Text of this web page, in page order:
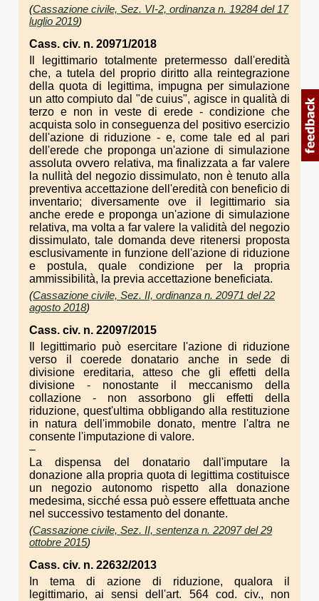
(Cassazione civile, Sez. VI-2, ordinanza n. 19284 del 17
luglio 2019)
Cass. civ. n. 20971/2018
Il legittimario totalmente pretermesso dall'eredità
che, a tutela del proprio diritto alla reintegrazione
della quota di legittima, impugna per simulazione
un atto compiuto dal "de cuius", agisce in qualità di
terzo e non in veste di erede - condizione che
acquista solo in conseguenza del positivo esercizio
dell'azione di riduzione - e, come tale ed al pari
dell'erede che proponga un'azione di simulazione
assoluta ovvero relativa, ma finalizzata a far valere
la nullità del negozio dissimulato, non è tenuto alla
preventiva accettazione dell'eredità con beneficio di
inventario; diversamente ove il legittimario sia
anche erede e proponga un'azione di simulazione
relativa, ma volta a far valere la validità del negozio
dissimulato, tale domanda deve ritenersi proposta
esclusivamente in funzione dell'azione di riduzione
e postula, quale condizione per la propria
ammissibilità, la previa accettazione beneficiata.
(Cassazione civile, Sez. II, ordinanza n. 20971 del 22
agosto 2018)
Cass. civ. n. 22097/2015
Il legittimario può esercitare l'azione di riduzione
verso il coerede donatario anche in sede di
divisione ereditaria, atteso che gli effetti della
divisione - nonostante il meccanismo della
collazione - non assorbono gli effetti della
riduzione, quest'ultima obbligando alla restituzione
in natura dell'immobile donato, mentre l'altra ne
consente l'imputazione di valore.
–
La dispensa del donatario dall'imputare la
donazione alla propria quota di legittima costituisce
un negozio autonomo rispetto alla donazione
medesima, sicché essa può essere effettuata anche
nel successivo testamento del donante.
(Cassazione civile, Sez. II, sentenza n. 22097 del 29
ottobre 2015)
Cass. civ. n. 22632/2013
In tema di azione di riduzione, qualora il
legittimario, ai sensi dell'art. 564 cod. civ., non